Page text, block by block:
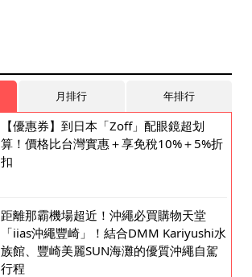
月排行 年排行
【優惠券】到日本「Zoff」配眼鏡超划
算！價格比台灣實惠＋享免稅10%＋5%折
扣
距離那霸機場超近！沖繩必買購物天堂
「iias沖繩豐崎」！結合DMM Kariyushi水
族館、豐崎美麗SUN海灘的優質沖繩自駕
行程